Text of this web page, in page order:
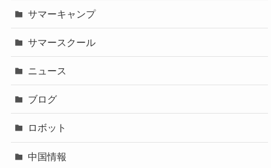
サマーキャンプ
サマースクール
ニュース
ブログ
ロボット
中国情報